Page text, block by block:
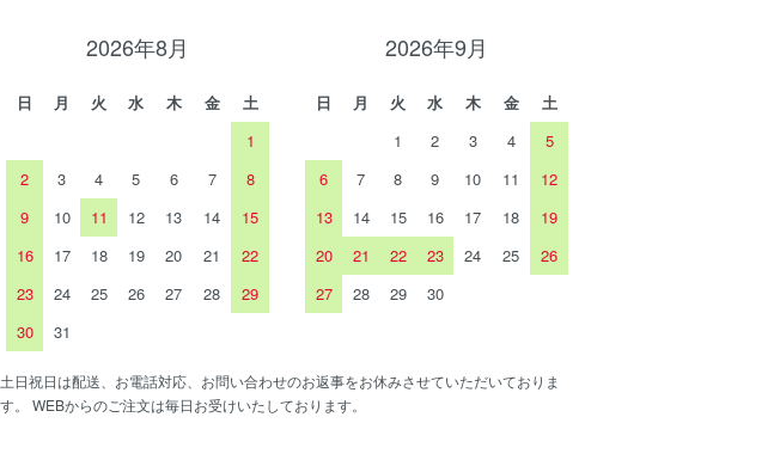
2026年8月
日 月 火 水 木 金
土
1
2
3 4 5 6 7
8
9
10 11 12 13 14
15
16
17 18 19 20 21
22
23
24 25 26 27 28
29
30
31
2026年9月
日 月 火 水 木 金
土
1
2 3 4
5
6
7 8 9 10 11
12
13
14 15 16 17 18
19
20
21 22 23 24 25
26
27
28 29 30
土日祝日は配送、お電話対応、お問い合わせのお返事をお休みさせていただいておりま
す。 WEBからのご注文は毎日お受けいたしております。